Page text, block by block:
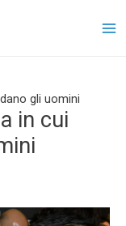
gli uomini
in cui